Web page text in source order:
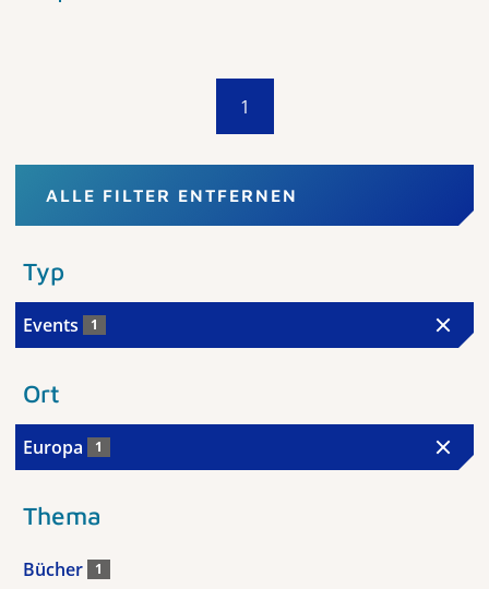
1
ALLE FILTER ENTFERNEN
Typ
Events 1
Ort
Europa 1
Thema
Bücher 1